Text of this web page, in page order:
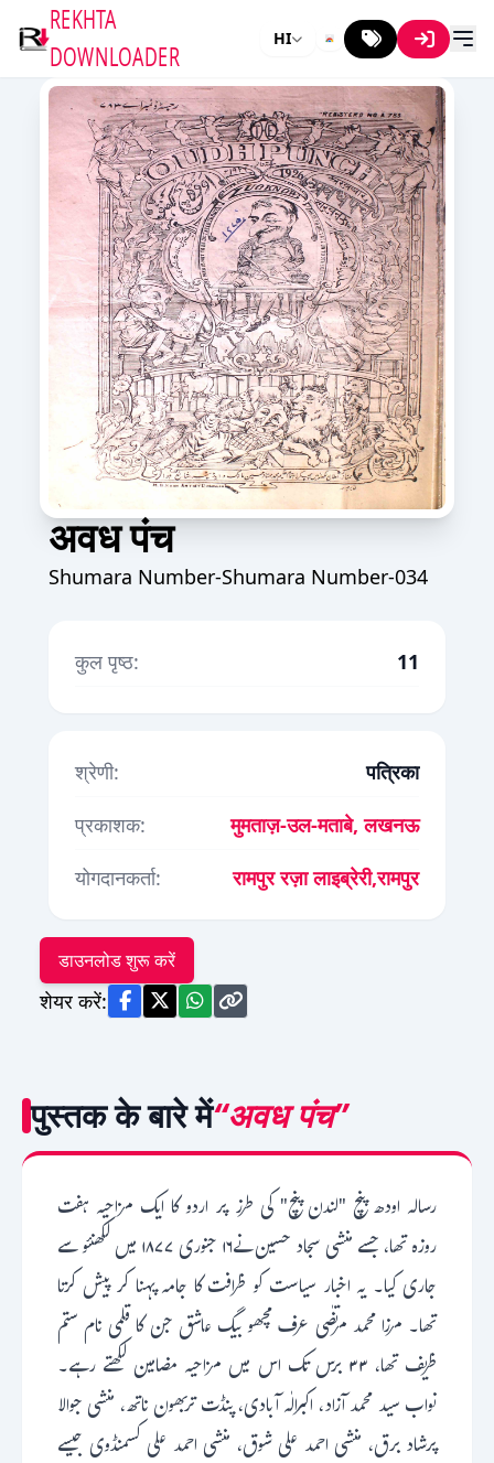
REKHTA
DOWNLOADER
HI
अवध पंच
Shumara Number-Shumara Number-034
कुल पृष्ठ: 11
श्रेणी:
पत्रिका
प्रकाशक:
मुमताज़-उल-मताबे, लखनऊ
योगदानकर्ता:
रामपुर रज़ा लाइब्रेरी,रामपुर
डाउनलोड शुरू करें
शेयर करें:
पुस्तक के बारे में“अवध पंच”
رسالہ اودھ پنچ "لندن پنچ" کی طرز پر اردو کا ایک مزاحیہ ہفت
روزہ تھا، جسے منشی سجاد حسین نے۱۶ جنوری ۱۸۷۷ میں لکھنئو سے
جاری کیا۔ یہ اخبار سیاست کو ظرافت کا جامہ پہنا کر پیش کرتا
تھا۔ مرزا محمد مرتضٰی عرف مچھو بیگ عاشق جن کا قلمی نام ستم
ظریف تھا، ۳۳ برس تک اس میں مزاحیہ مضامین لکھتے رہے۔
نواب سید محمد آزاد، اکبرالٰہ آبادی، پنڈت تربھون ناتھ، منشی جوالا
پرشاد برق، منشی احمد علی شوق، منشی احمد علی کسمنڈوی جیسے